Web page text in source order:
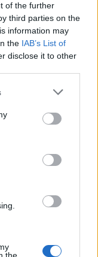
of the further
third parties on the
information may
the IAB’s List of
disclose it to other